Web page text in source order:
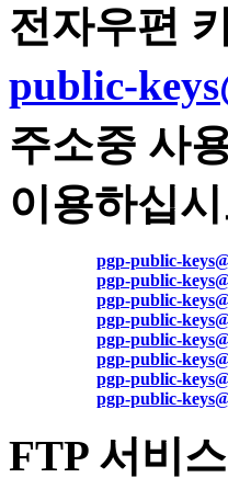
전자우편
public-
주소중 사
이용하십
pgp-public-
pgp-public-
pgp-public-
pgp-public-
pgp-public-
pgp-public-
pgp-public-
pgp-public-
FTP 서비